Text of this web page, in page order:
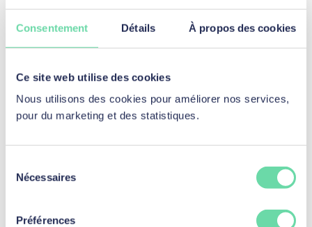
Consentement Détails À propos des cookies
Ce site web utilise des cookies
Nous utilisons des cookies pour améliorer nos services,
pour du marketing et des statistiques.
Nécessaires
Préférences